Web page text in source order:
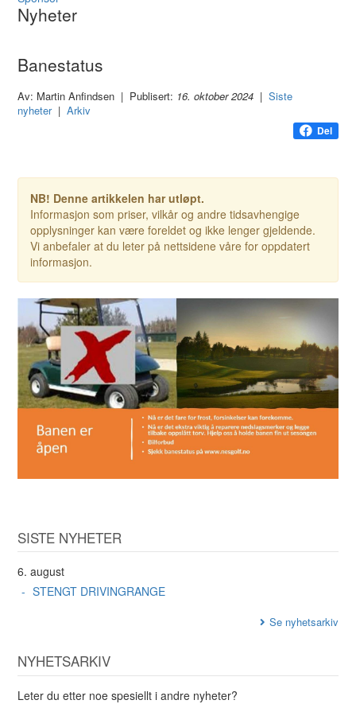
Nyheter
Banestatus
Av: Martin Anfindsen | Publisert: 16. oktober 2024 |Siste
nyheter|Arkiv
Del
NB! Denne artikkelen har utløpt.
Informasjon som priser, vilkår og andre tidsavhengige
opplysninger kan være foreldet og ikke lenger gjeldende.
Vi anbefaler at du leter på nettsidene våre for oppdatert
informasjon.
SISTE NYHETER
6. august
STENGT DRIVINGRANGE
Se nyhetsarkiv
NYHETSARKIV
Leter du etter noe spesiellt i andre nyheter?